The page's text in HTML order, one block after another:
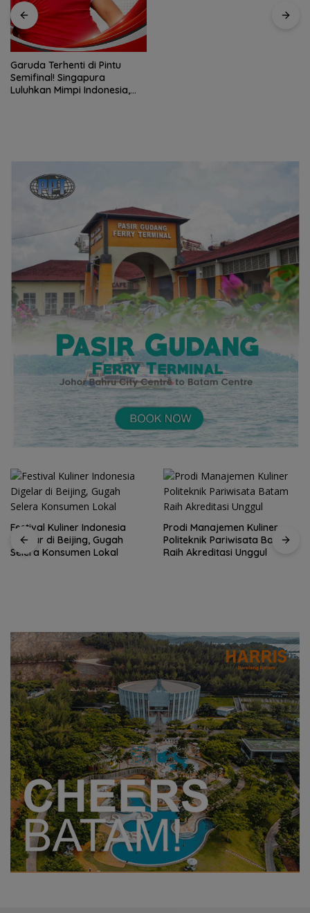
Garuda Terhenti di Pintu
Semifinal! Singapura
Luluhkan Mimpi Indonesia,
Festival Kuliner Indonesia
Digelar di Beijing, Gugah
Selera Konsumen Lokal
Prodi Manajemen Kuliner
Politeknik Pariwisata Batam
Raih Akreditasi Unggul